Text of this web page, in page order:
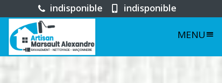
indisponible indisponible
MENU